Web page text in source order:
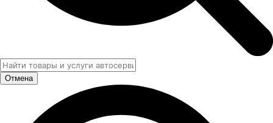
Отмена